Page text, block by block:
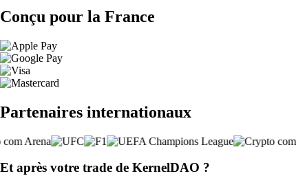
Conçu pour la France
Partenaires internationaux
Et après votre trade de KernelDAO ?